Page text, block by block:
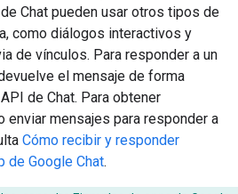
Chat pueden usar otros tipos de
como diálogos interactivos y
de vínculos. Para responder a un
el mensaje de forma
de Chat. Para obtener
enviar mensajes para responder a
Cómo recibir y responder
de Google Chat.